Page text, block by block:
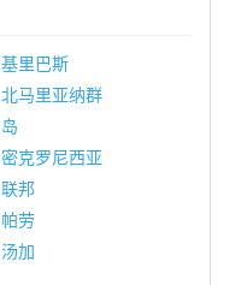
基里巴斯
北马里亚纳群
岛
密克罗尼西亚
联邦
帕劳
汤加